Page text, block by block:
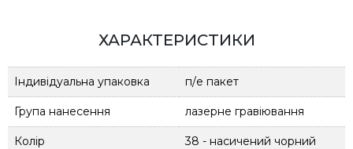
ХАРАКТЕРИСТИКИ
Індивідуальна упаковка п/е пакет
Група нанесення лазерне гравіювання
Колір 38 - насичений чорний